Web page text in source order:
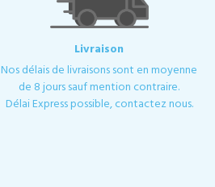
Livraison
Nos délais de livraisons sont en moyenne
de 8 jours sauf mention contraire.
Délai Express possible, contactez nous.